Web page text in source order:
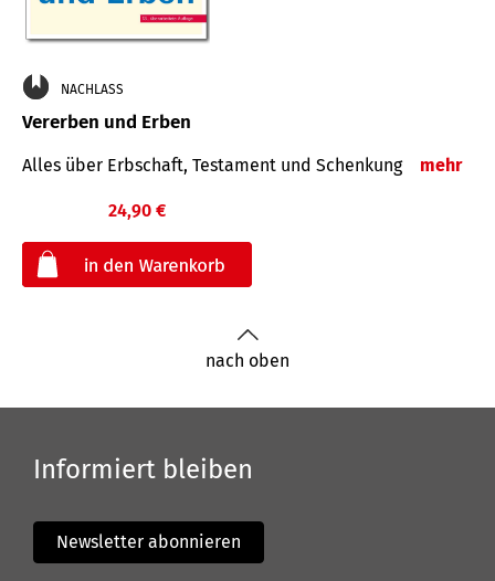
NACHLASS
Vererben und Erben
Alles über Erbschaft, Testament und Schenkung mehr
24,90 €
nach oben
Informiert bleiben
Newsletter abonnieren